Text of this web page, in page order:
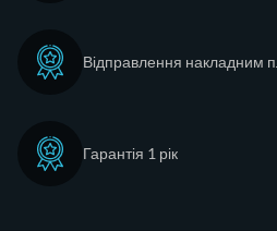
Відправлення накладним
Гарантія 1 рік